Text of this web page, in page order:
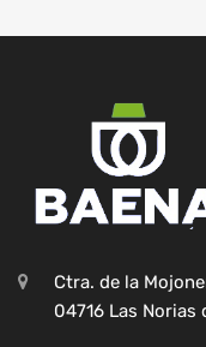
Ctra. de la
04716 Las Norias